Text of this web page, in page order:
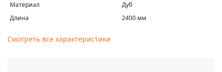
Материал
Дуб
Длина
2400 мм
Смотреть все характеристики